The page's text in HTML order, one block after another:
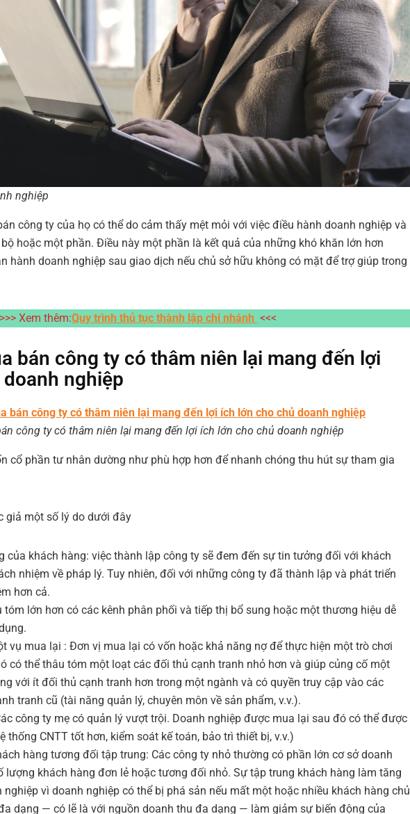
nghiệp
công ty của họ có thể do cảm thấy mệt mỏi với việc điều hành doanh nghiệp và
hoặc một phần. Điều này một phần là kết quả của những khó khăn lớn hơn
hành doanh nghiệp sau giao dịch nếu chủ sở hữu không có mặt để trợ giúp trong
>>> Xem thêm:Quy trình thủ tục thành lập chi nhánh <<<
bán công ty có thâm niên lại mang đến lợi
nghiệp
công ty có thâm niên lại mang đến lợi ích lớn cho chủ doanh nghiệp
cổ phần tư nhân dường như phù hợp hơn để nhanh chóng thu hút sự tham gia
giả một số lý do dưới đây
của khách hàng: việc thành lập công ty sẽ đem đến sự tin tưởng đối với khách
nhiệm về pháp lý. Tuy nhiên, đối với những công ty đã thành lập và phát triển
hơn cả.
tóm lớn hơn có các kênh phân phối và tiếp thị bổ sung hoặc một thương hiệu dễ
vụ mua lại : Đơn vị mua lại có vốn hoặc khả năng nợ để thực hiện một trò chơi
có thể thâu tóm một loạt các đối thủ cạnh tranh nhỏ hơn và giúp củng cố một
với ít đối thủ cạnh tranh hơn trong một ngành và có quyền truy cập vào các
tranh cũ (tài năng quản lý, chuyên môn về sản phẩm, v.v.).
công ty mẹ có quản lý vượt trội. Doanh nghiệp được mua lại sau đó có thể được
thống CNTT tốt hơn, kiểm soát kế toán, bảo trì thiết bị, v.v.)
hàng tương đối tập trung: Các công ty nhỏ thường có phần lớn cơ sở doanh
lượng khách hàng đơn lẻ hoặc tương đối nhỏ. Sự tập trung khách hàng làm tăng
nghiệp vì doanh nghiệp có thể bị phá sản nếu mất một hoặc nhiều khách hàng chủ
dạng — có lẽ là với nguồn doanh thu đa dạng — làm giảm sự biến động của